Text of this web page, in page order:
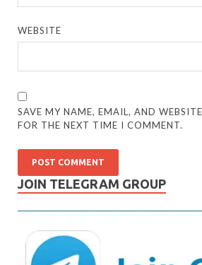
WEBSITE
SAVE MY NAME, EMAIL, AND
FOR THE NEXT TIME I COMMENT.
JOIN TELEGRAM GROUP